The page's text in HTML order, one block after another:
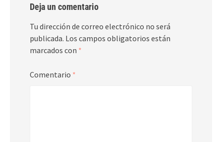
Deja un comentario
Tu dirección de correo electrónico no será
publicada. Los campos obligatorios están
marcados con *
Comentario *